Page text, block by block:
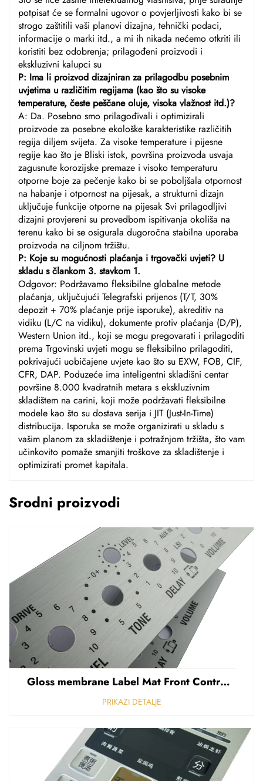
potpisat će se formalni ugovor o povjerljivosti kako bi se
strogo zaštitili vaši planovi dizajna, tehnički podaci,
informacije o marki itd., a mi ih nikada nećemo otkriti ili
koristiti bez odobrenja; prilagođeni proizvodi i
ekskluzivni kalupci su
P: Ima li proizvod dizajniran za prilagodbu posebnim
uvjetima u različitim regijama (kao što su visoke
temperature, česte peščane oluje, visoka vlažnost itd.)?
A: Da. Posebno smo prilagođivali i optimizirali
proizvode za posebne ekološke karakteristike različitih
regija diljem svijeta. Za visoke temperature i pijesne
regije kao što je Bliski istok, površina proizvoda usvaja
zagusnute korozijske premaze i visoko temperaturu
otporne boje za pečenje kako bi se poboljšala otpornost
na habanje i otpornost na pijesak, a strukturni dizajn
uključuje funkcije otporne na pijesak Svi prilagodljivi
dizajni provjereni su provedbom ispitivanja okoliša na
terenu kako bi se osigurala dugoročna stabilna uporaba
proizvoda na ciljnom tržištu.
P: Koje su mogućnosti plaćanja i trgovački uvjeti? U
skladu s člankom 3. stavkom 1.
Odgovor: Podržavamo fleksibilne globalne metode
plaćanja, uključujući Telegrafski prijenos (T/T, 30%
depozit + 70% plaćanje prije isporuke), akreditiv na
vidiku (L/C na vidiku), dokumente protiv plaćanja (D/P),
Western Union itd., koji se mogu pregovarati i prilagoditi
prema Trgovinski uvjeti mogu se fleksibilno prilagoditi,
pokrivajući uobičajene uvjete kao što su EXW, FOB, CIF,
CFR, DAP. Poduzeće ima inteligentni skladišni centar
površine 8.000 kvadratnih metara s ekskluzivnim
skladištem na carini, koji može podržavati fleksibilne
modele kao što su dostava serija i JIT (Just-In-Time)
distribucija. Isporuka se može organizirati u skladu s
vašim planom za skladištenje i potražnjom tržišta, što vam
učinkovito pomaže smanjiti troškove za skladištenje i
optimizirati promet kapitala.
Srodni proizvodi
Gloss membrane Label Mat Front Control Panel Sticker Refuziran polikarbonat Grafički prekriven
PRIKAZI DETALJE